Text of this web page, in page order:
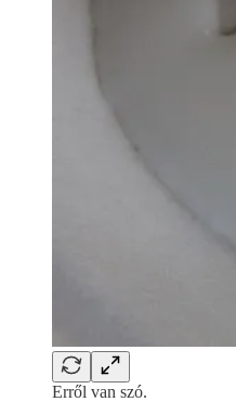
Erről van szó.